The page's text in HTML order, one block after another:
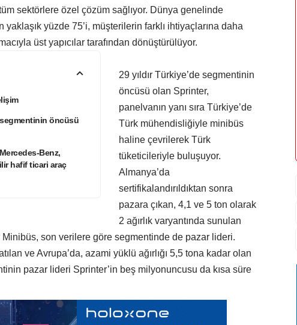
sektörlere özel çözüm sağlıyor. Dünya genelinde
yaklaşık yüzde 75’i, müşterilerin farklı ihtiyaçlarına daha
üst yapıcılar tarafından dönüştürülüyor.
öncüsü
Benz,
hafif ticari araç
29 yıldır Türkiye’de segmentinin
öncüsü olan Sprinter,
panelvanın yanı sıra Türkiye’de
Türk mühendisliğiyle minibüs
haline çevrilerek Türk
tüketicileriyle buluşuyor.
Almanya’da
sertifikalandırıldıktan sonra
pazara çıkan, 4,1 ve 5 ton olarak
2 ağırlık varyantında sunulan
son verilere göre segmentinde de pazar lideri.
ve Avrupa’da, azami yüklü ağırlığı 5,5 tona kadar olan
pazar lideri Sprinter’in beş milyonuncusu da kısa süre